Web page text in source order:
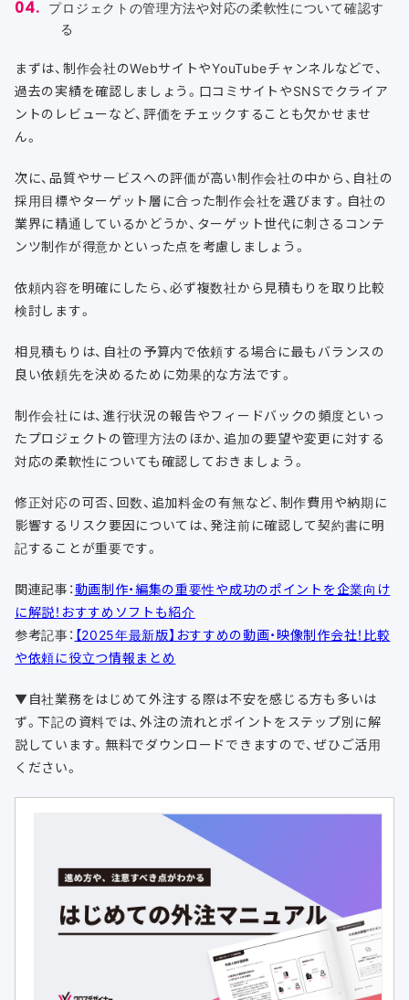
プロジェクトの管理方法や対応の柔軟性について確認す
る
まずは、制作会社のWebサイトやYouTubeチャンネルなどで、
過去の実績を確認しましょう。口コミサイトやSNSでクライア
ントのレビューなど、評価をチェックすることも欠かせませ
ん。
次に、品質やサービスへの評価が高い制作会社の中から、自社の
採用目標やターゲット層に合った制作会社を選びます。自社の
業界に精通しているかどうか、ターゲット世代に刺さるコンテ
ンツ制作が得意かといった点を考慮しましょう。
依頼内容を明確にしたら、必ず複数社から見積もりを取り比較
検討します。
相見積もりは、自社の予算内で依頼する場合に最もバランスの
良い依頼先を決めるために効果的な方法です。
制作会社には、進行状況の報告やフィードバックの頻度といっ
たプロジェクトの管理方法のほか、追加の要望や変更に対する
対応の柔軟性についても確認しておきましょう。
修正対応の可否、回数、追加料金の有無など、制作費用や納期に
影響するリスク要因については、発注前に確認して契約書に明
記することが重要です。
関連記事： 動画制作・編集の重要性や成功のポイントを企業向け
に解説！おすすめソフトも紹介
参考記事： 【2025年最新版】おすすめの動画・映像制作会社！比較
や依頼に役立つ情報まとめ
▼自社業務をはじめて外注する際は不安を感じる方も多いは
ず。下記の資料では、外注の流れとポイントをステップ別に解
説しています。無料でダウンロードできますので、ぜひご活用
ください。